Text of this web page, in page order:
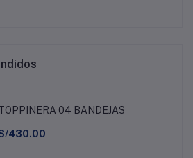
04 BANDEJAS
430.00